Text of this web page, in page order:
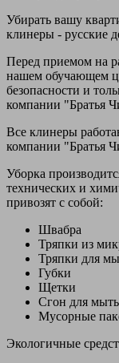
Убирать вашу
клинеры - русские
Перед приемом на
нашем обучающем
безопасности и
компании "Братья
Все клинеры
компании "Братья
Уборка
технических и
привозят с собой:
Швабра
Тряпки из
Тряпки для
Губки
Щетки
Сгон для
Мусорные
Экологичные